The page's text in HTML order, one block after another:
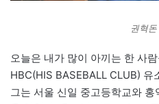
권혁
오늘은 내가 많이 아끼는 한 사
HBC(HIS BASEBALL CLUB)
그는 서울 신일 중고등학교와